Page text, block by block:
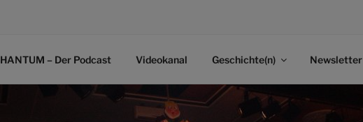
– Der Podcast Videokanal Geschichte(n) Newsletter